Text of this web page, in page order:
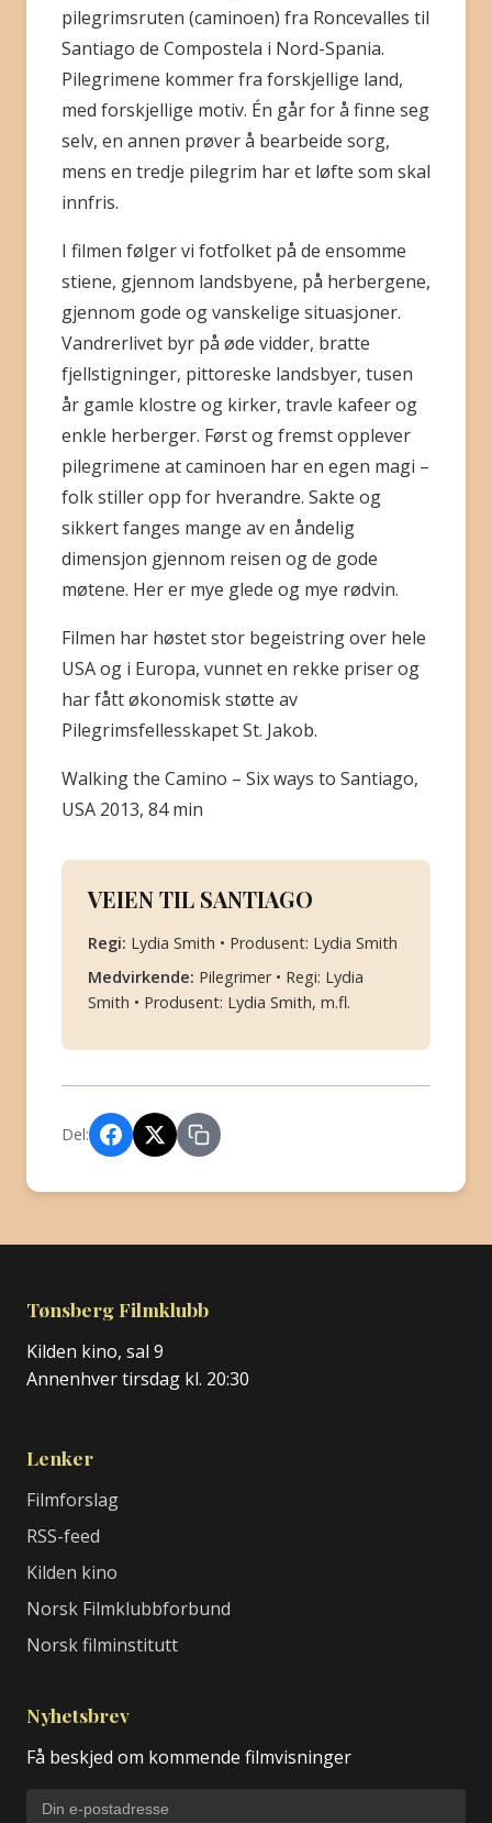
pilegrimsruten (caminoen) fra Roncevalles til
Santiago de Compostela i Nord-Spania.
Pilegrimene kommer fra forskjellige land,
med forskjellige motiv. Én går for å finne seg
selv, en annen prøver å bearbeide sorg,
mens en tredje pilegrim har et løfte som skal
innfris.
I filmen følger vi fotfolket på de ensomme
stiene, gjennom landsbyene, på herbergene,
gjennom gode og vanskelige situasjoner.
Vandrerlivet byr på øde vidder, bratte
fjellstigninger, pittoreske landsbyer, tusen
år gamle klostre og kirker, travle kafeer og
enkle herberger. Først og fremst opplever
pilegrimene at caminoen har en egen magi –
folk stiller opp for hverandre. Sakte og
sikkert fanges mange av en åndelig
dimensjon gjennom reisen og de gode
møtene. Her er mye glede og mye rødvin.
Filmen har høstet stor begeistring over hele
USA og i Europa, vunnet en rekke priser og
har fått økonomisk støtte av
Pilegrimsfellesskapet St. Jakob.
Walking the Camino – Six ways to Santiago,
USA 2013, 84 min
VEIEN TIL SANTIAGO
Regi: Lydia Smith • Produsent: Lydia Smith
Medvirkende: Pilegrimer • Regi: Lydia
Smith • Produsent: Lydia Smith, m.fl.
Del:
Tønsberg Filmklubb
Kilden kino, sal 9
Annenhver tirsdag kl. 20:30
Lenker
Filmforslag
RSS-feed
Kilden kino
Norsk Filmklubbforbund
Norsk filminstitutt
Nyhetsbrev
Få beskjed om kommende filmvisninger